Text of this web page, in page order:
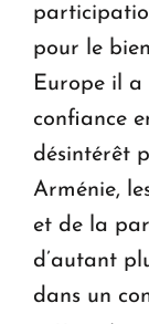
pour le
Europe il
confiance
désintérêt
Arménie,
et de la
d’autant
dans un